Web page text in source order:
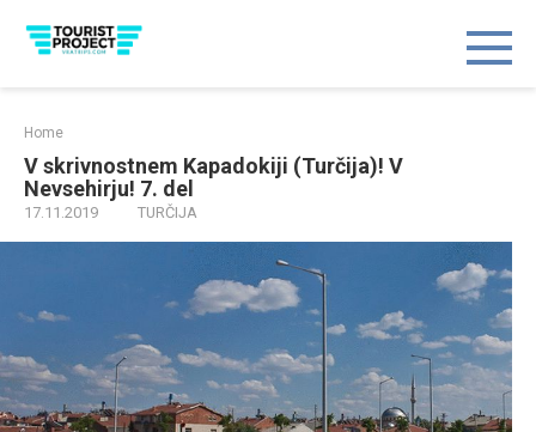
content
Home
V skrivnostnem Kapadokiji (Turčija)! V
Nevsehirju! 7. del
17.11.2019 TURČIJA